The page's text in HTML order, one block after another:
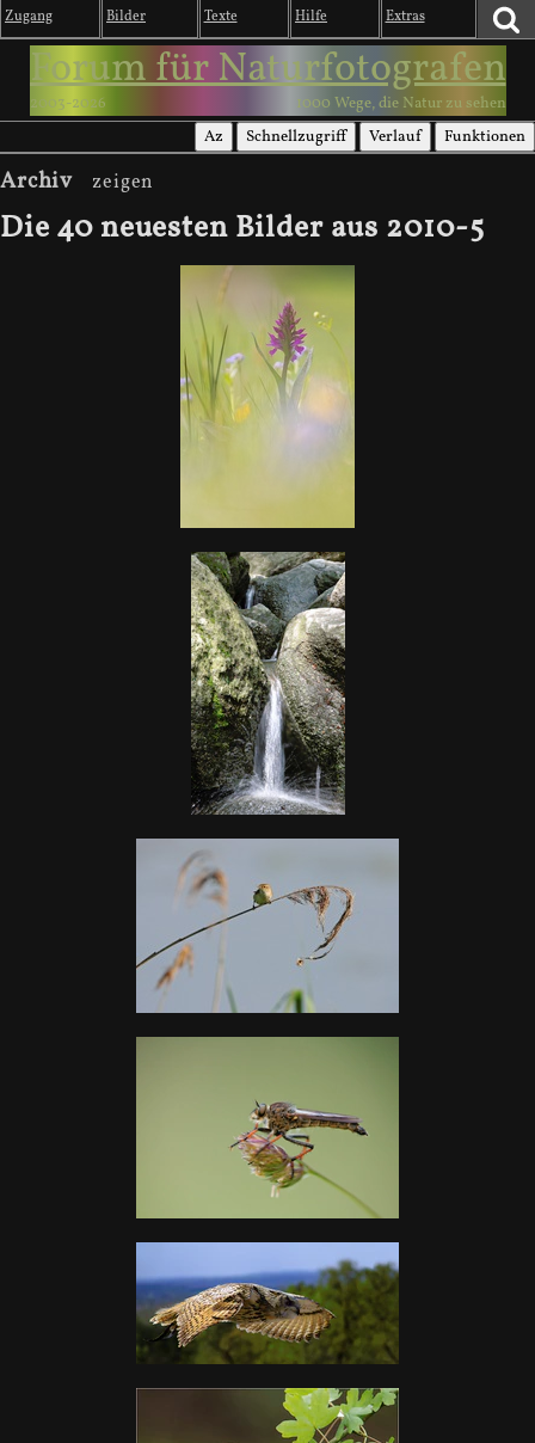
Zugang Bilder Texte Hilfe Extras
Forum für Naturfotografen
2003-2026 1000 Wege, die Natur zu sehen
Az Schnellzugriff Verlauf Funktionen
Archiv
Die 40 neuesten Bilder aus 2010-5